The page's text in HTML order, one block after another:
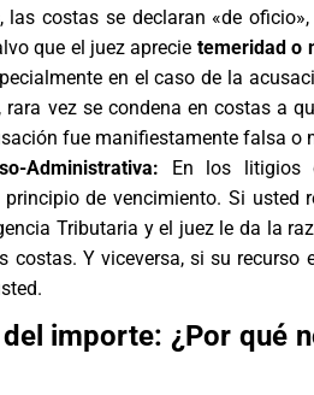
las costas se declaran «de
que el juez aprecie temeridad o
en el caso de la
vez se condena en costas a
fue manifiestamente falsa o
Administrativa: En los litigios
de vencimiento. Si usted
Tributaria y el juez le da la
costas. Y viceversa, si su recurso
importe: ¿Por qué